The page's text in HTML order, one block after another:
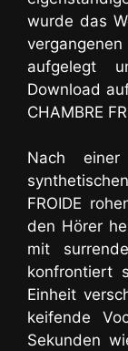
wurde das
aufgelegt
Download
CHAMBRE
Nach
FROIDE
den Hörer
mit
konfrontiert
Einheit
keifende
Sekunden